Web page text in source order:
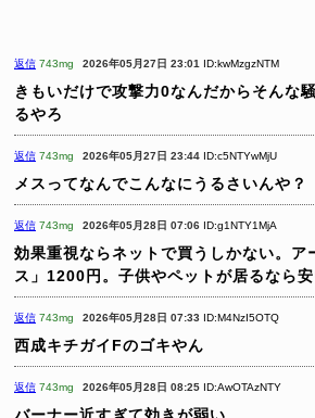
返信 743mg 2026年05月27日 23:01 ID:kwMzgzNTM
きもいだけで攻撃力0なんだからそんな
るやろ
返信 743mg 2026年05月27日 23:44 ID:c5NTYwMjU
メスってなんでこんなにうるさいんや？
返信 743mg 2026年05月28日 07:06 ID:g1NTY1MjA
効果重視ならネットで買うしかない。ア
ス」1200円。子供やペットが居るなら
返信 743mg 2026年05月28日 07:33 ID:M4NzI5OTQ
西成キチガイFのゴキやん
返信 743mg 2026年05月28日 08:25 ID:AwOTAzNTY
バーナー近すぎて効きが弱い